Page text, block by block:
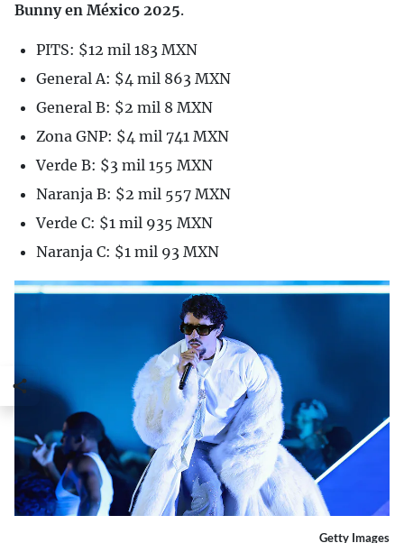
Bunny en México 2025.
PITS: $12 mil 183 MXN
General A: $4 mil 863 MXN
General B: $2 mil 8 MXN
Zona GNP: $4 mil 741 MXN
Verde B: $3 mil 155 MXN
Naranja B: $2 mil 557 MXN
Verde C: $1 mil 935 MXN
Naranja C: $1 mil 93 MXN
Getty Images